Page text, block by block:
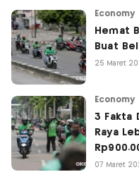
Economy
Hemat
Buat
25 Maret
Economy
3 Fakta
Raya
07 Maret